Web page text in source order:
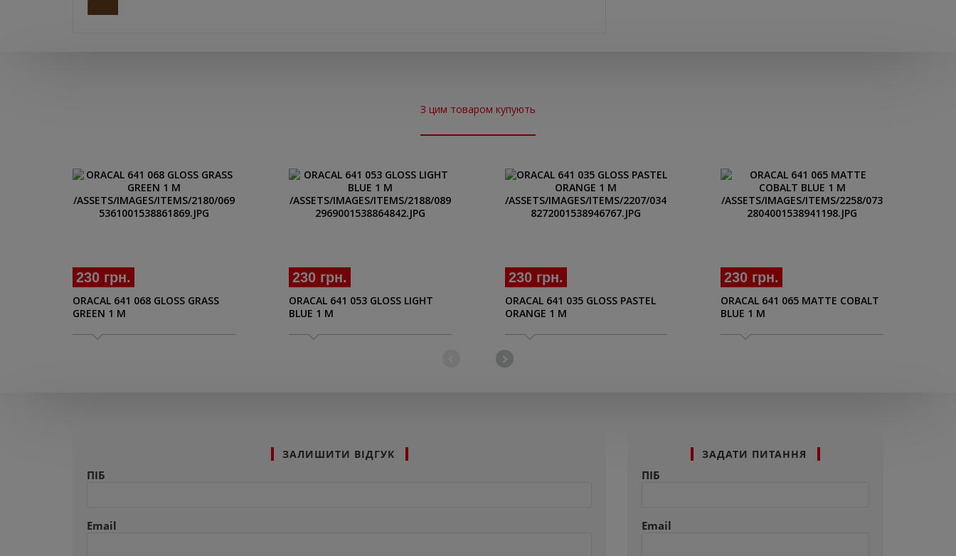
З цим товаром купують
230 грн.
ORACAL 641 068 GLOSS GRASS
GREEN 1 M
230 грн.
ORACAL 641 053 GLOSS LIGHT
BLUE 1 M
230 грн.
ORACAL 641 035 GLOSS PASTEL
ORANGE 1 M
230 грн.
ORACAL 641 065 MATTE COBALT
BLUE 1 M
ЗАЛИШИТИ ВІДГУК
ПІБ
Email
ЗАДАТИ ПИТАННЯ
ПІБ
Email